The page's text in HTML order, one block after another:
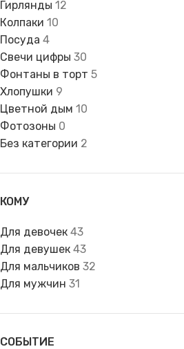
Гирлянды 12
Колпаки 10
Посуда 4
Свечи цифры 30
Фонтаны в торт 5
Хлопушки 9
Цветной дым 10
Фотозоны 0
Без категории 2
КОМУ
Для девочек 43
Для девушек 43
Для мальчиков 32
Для мужчин 31
СОБЫТИЕ